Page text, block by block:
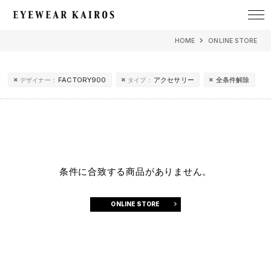
HOME ONLINE STORE
デザイナー： FACTORY900 タイプ： アクセサリー 全条件解除
条件に合致する商品がありません。
ONLINE STORE